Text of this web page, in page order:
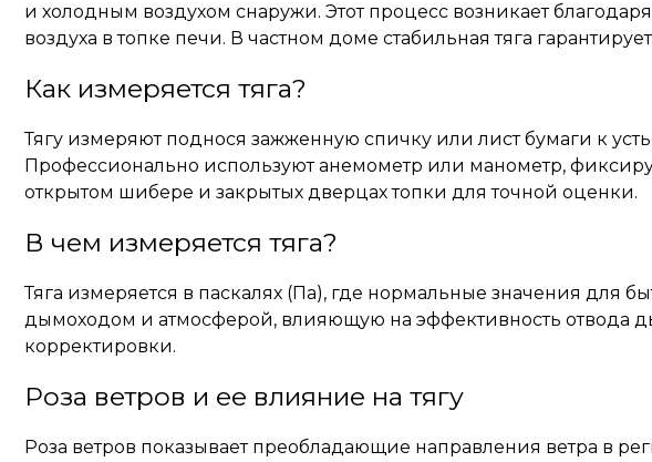
и холодным воздухом снаружи. Этот процесс возникает
воздуха в топке печи. В частном доме стабильная тяга
Как измеряется тяга?
Тягу измеряют поднося зажженную спичку или лист бумаги к
Профессионально используют анемометр или манометр,
открытом шибере и закрытых дверцах топки для точной оценки.
В чем измеряется тяга?
Тяга измеряется в паскалях (Па), где нормальные значения для
дымоходом и атмосферой, влияющую на эффективность отвода
корректировки.
Роза ветров и ее влияние на тягу
Роза ветров показывает преобладающие направления ветра в